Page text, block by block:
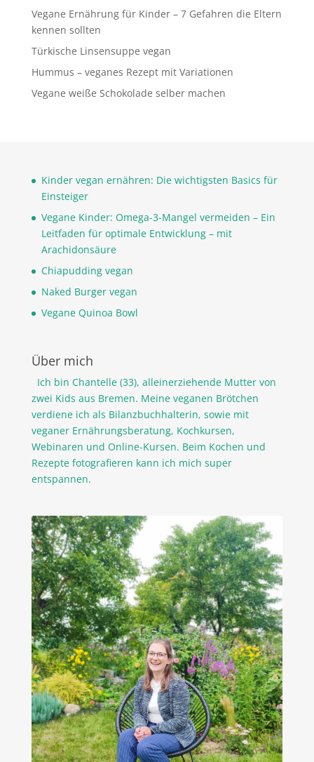
Vegane Ernährung für Kinder – 7 Gefahren die Eltern
kennen sollten
Türkische Linsensuppe vegan
Hummus – veganes Rezept mit Variationen
Vegane weiße Schokolade selber machen
Kinder vegan ernähren: Die wichtigsten Basics für
Einsteiger
Vegane Kinder: Omega-3-Mangel vermeiden – Ein
Leitfaden für optimale Entwicklung – mit
Arachidonsäure
Chiapudding vegan
Naked Burger vegan
Vegane Quinoa Bowl
Über mich
Ich bin Chantelle (33), alleinerziehende Mutter von
zwei Kids aus Bremen. Meine veganen Brötchen
verdiene ich als Bilanzbuchhalterin, sowie mit
veganer Ernährungsberatung, Kochkursen,
Webinaren und Online-Kursen. Beim Kochen und
Rezepte fotografieren kann ich mich super
entspannen.